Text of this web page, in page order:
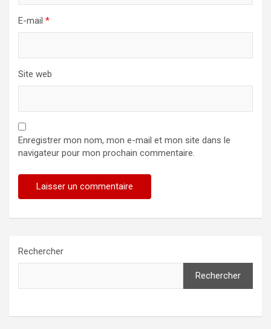
E-mail *
Site web
Enregistrer mon nom, mon e-mail et mon site dans le
navigateur pour mon prochain commentaire.
Rechercher
Rechercher